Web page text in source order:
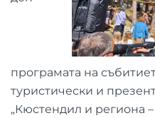
програмата на
туристически и
„Кюстендил и региона